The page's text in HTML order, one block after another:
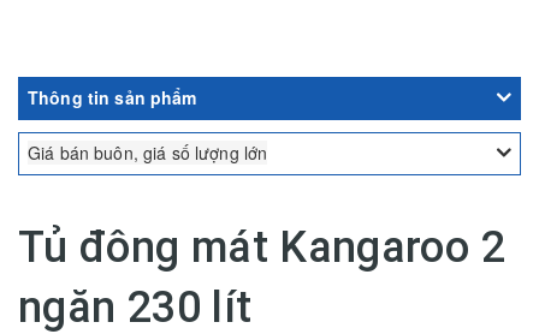
Thông tin sản phẩm
Giá bán buôn, giá số lượng lớn
Tủ đông mát Kangaroo 2
ngăn 230 lít